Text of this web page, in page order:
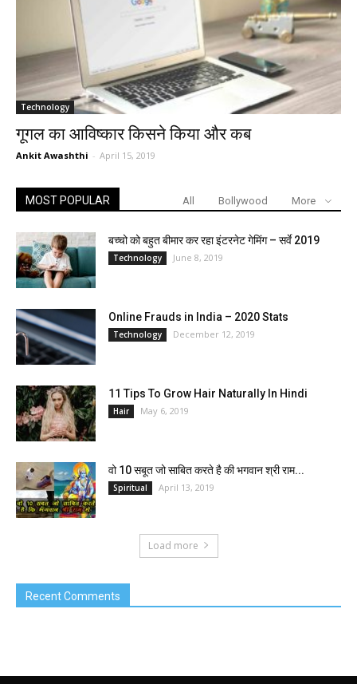
Technology
गूगल का आविष्कार किसने किया और कब
Ankit Awashthi - April 15, 2019
MOST POPULAR All Bollywood More
बच्चो को बहुत बीमार कर रहा इंटरनेट गेमिंग – सर्वे 2019
Technology June 8, 2019
Online Frauds in India – 2020 Stats
Technology December 12, 2019
11 Tips To Grow Hair Naturally In Hindi
Hair May 6, 2019
वो 10 सबूत जो साबित करते है की भगवान श्री राम...
Spiritual April 13, 2019
Load more
Recent Comments